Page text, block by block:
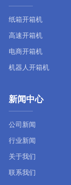
纸箱开箱机
高速开箱机
电商开箱机
机器人开箱机
新闻中心
公司新闻
行业新闻
关于我们
联系我们